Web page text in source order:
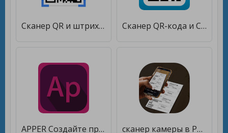
Сканер QR и штрих-кодов [Без рекламы] Сканер QR-кода и Сканер штрих-кода [Без рекламы]
APPER Создайте приложение без кода. Легко и быстро [Unlocked] сканер камеры в PDF, приложение сканер, pdf сканер [Unlocked]